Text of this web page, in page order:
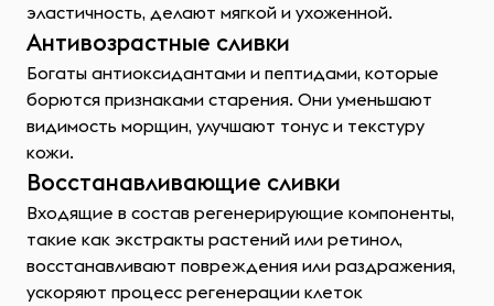
эластичность, делают мягкой и ухоженной.
Антивозрастные сливки
Богаты антиоксидантами и пептидами, которые
борются признаками старения. Они уменьшают
видимость морщин, улучшают тонус и текстуру
кожи.
Восстанавливающие сливки
Входящие в состав регенерирующие компоненты,
такие как экстракты растений или ретинол,
восстанавливают повреждения или раздражения,
ускоряют процесс регенерации клеток